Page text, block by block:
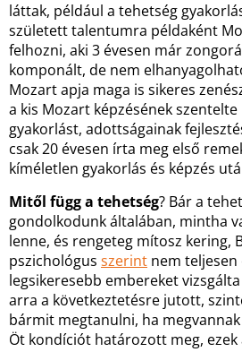
láttak, például a tehetség
született talentumra példaként
felhozni, aki 3 évesen már
komponált, de nem
Mozart apja maga is sikeres
a kis Mozart képzésének
gyakorlást, adottságainak
csak 20 évesen írta meg első
kíméletlen gyakorlás és képzés
Mitől függ a tehetség? Bár a
gondolkodunk általában, mintha
lenne, és rengeteg mítosz kering,
pszichológus szerint nem teljesen
legsikeresebb embereket
arra a következtetésre jutott,
bármit megtanulni, ha
Öt kondíciót határozott meg, ezek